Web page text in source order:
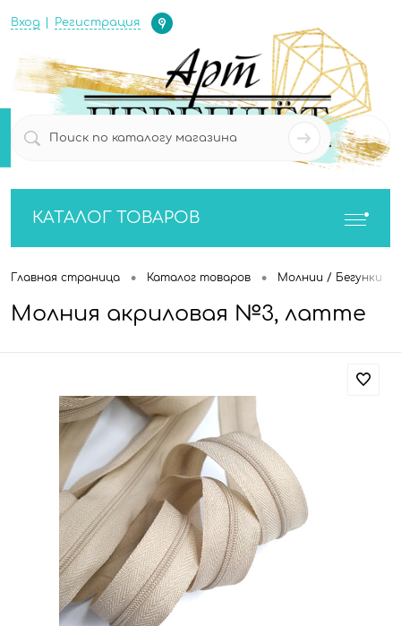
Вход Регистрация
Определение
0
КАТАЛОГ ТОВАРОВ
Главная страница • Каталог товаров • Молнии / Бегунки
Молния акриловая №3, латте